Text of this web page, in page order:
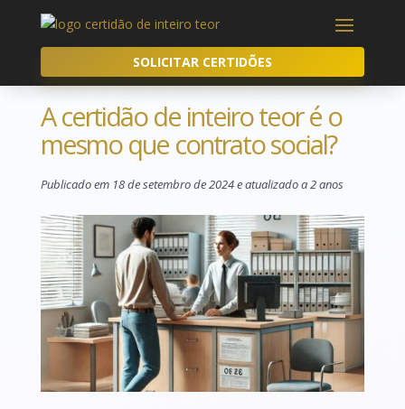
SOLICITAR CERTIDÕES
A certidão de inteiro teor é o
mesmo que contrato social?
Publicado em 18 de setembro de 2024 e atualizado a 2 anos